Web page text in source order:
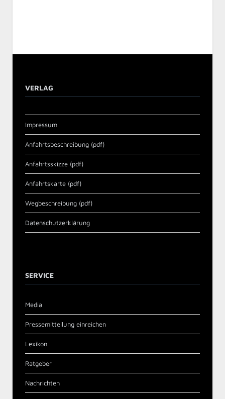
VERLAG
Impressum
Anfahrtsbeschreibung (pdf)
Anfahrtsskizze (pdf)
Anfahrtskarte (pdf)
Wegbeschreibung (pdf)
Datenschutzerklärung
SERVICE
Media
Pressemitteilung einreichen
Lexikon
Ratgeber
Nachrichten